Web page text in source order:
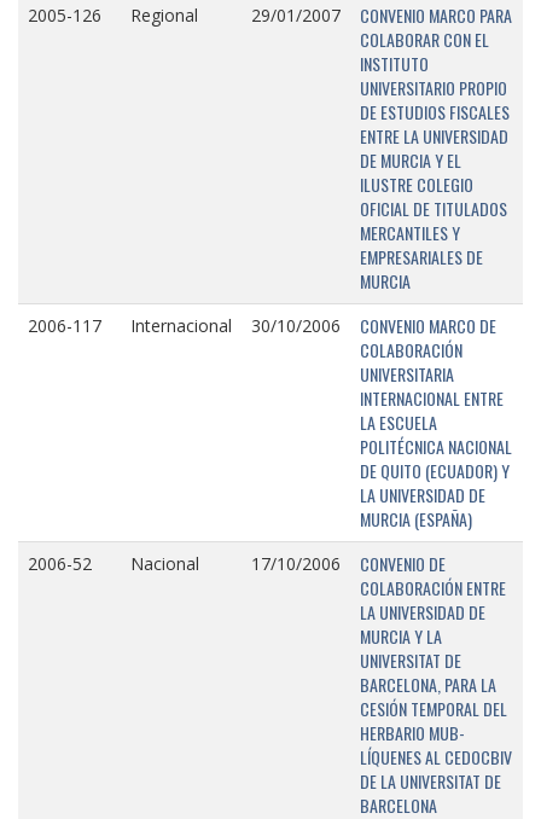
2005-126 Regional 29/01/2007
CONVENIO MARCO PARA
COLABORAR CON EL
INSTITUTO
UNIVERSITARIO PROPIO
DE ESTUDIOS FISCALES
ENTRE LA UNIVERSIDAD
DE MURCIA Y EL
ILUSTRE COLEGIO
OFICIAL DE TITULADOS
MERCANTILES Y
EMPRESARIALES DE
MURCIA
2006-117 Internacional 30/10/2006
CONVENIO MARCO DE
COLABORACIÓN
UNIVERSITARIA
INTERNACIONAL ENTRE
LA ESCUELA
POLITÉCNICA NACIONAL
DE QUITO (ECUADOR) Y
LA UNIVERSIDAD DE
MURCIA (ESPAÑA)
2006-52 Nacional 17/10/2006
CONVENIO DE
COLABORACIÓN ENTRE
LA UNIVERSIDAD DE
MURCIA Y LA
UNIVERSITAT DE
BARCELONA, PARA LA
CESIÓN TEMPORAL DEL
HERBARIO MUB-
LÍQUENES AL CEDOCBIV
DE LA UNIVERSITAT DE
BARCELONA